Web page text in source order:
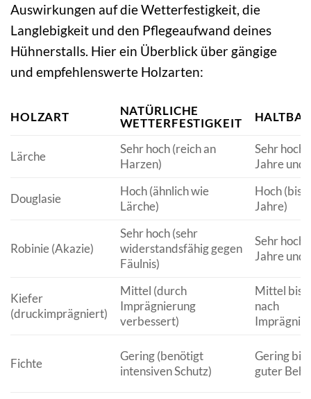
Auswirkungen auf die Wetterfestigkeit, die
Langlebigkeit und den Pflegeaufwand deines
Hühnerstalls. Hier ein Überblick über gängige
und empfehlenswerte Holzarten:
HOLZART
NATÜRLICHE
WETTERFESTIGKEIT
Lärche
Sehr hoch (reich an
Harzen)
Sehr hoch
Jahre und
Douglasie
Hoch (ähnlich wie
Lärche)
Hoch (bis
Jahre)
Robinie (Akazie)
Sehr hoch (sehr
widerstandsfähig gegen
Fäulnis)
Sehr hoch
Jahre und
Kiefer
(druckimprägniert)
Mittel (durch
Imprägnierung
verbessert)
Mittel bis
nach
Fichte
Gering (benötigt
intensiven Schutz)
Gering
guter